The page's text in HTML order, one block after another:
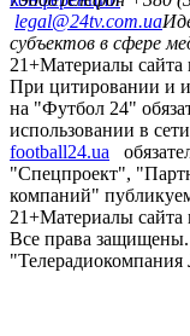
legal@24tv.com.ua
субъектов в сфере
21+Материалы сайта
При цитировании и
на "Футбол 24"
использовании в
football24.ua
"Спецпроект",
компаний"
21+Материалы сайта
Все права